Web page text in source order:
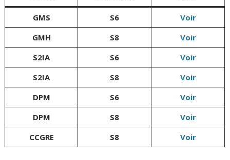
GMS S6
Voir
GMH
S8
Voir
S2IA
S6
Voir
S2IA
S8
Voir
DPM
S6
Voir
DPM
S8
Voir
CCGRE
S8 Voir